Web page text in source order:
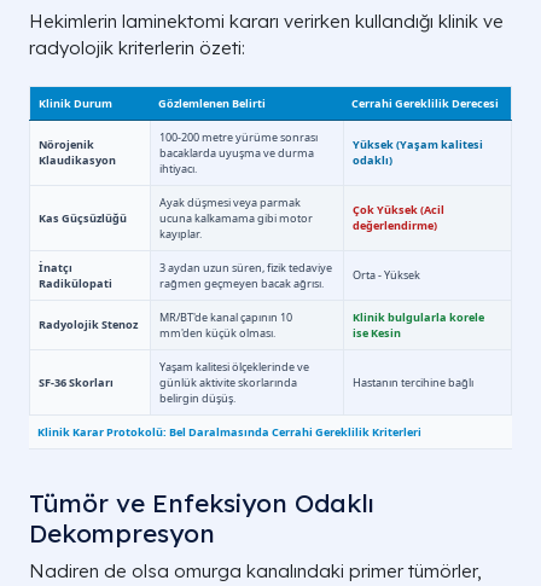
Hekimlerin laminektomi kararı verirken kullandığı klinik ve
radyolojik kriterlerin özeti:
Tümör ve Enfeksiyon Odaklı
Dekompresyon
Nadiren de olsa omurga kanalındaki primer tümörler,